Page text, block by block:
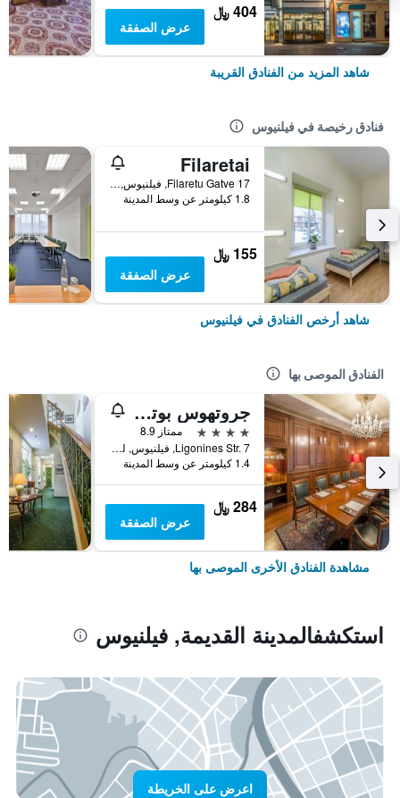
404 ﷼
عرض الصفقة
شاهد المزيد من الفنادق القريبة
فنادق رخيصة في فيلنيوس
Filaretai
Filaretu Gatve 17, فيلنيوس, ليتوانيا
1.8 كيلومتر عن وسط المدينة
155 ﷼
عرض الصفقة
شاهد أرخص الفنادق في فيلنيوس
الفنادق الموصى بها
جروتهوس بوتيك هوتل
4 نجوم
ممتاز 8.9
Ligonines Str. 7, فيلنيوس, ليتوانيا
1.4 كيلومتر عن وسط المدينة
284 ﷼
عرض الصفقة
مشاهدة الفنادق الأخرى الموصى بها
استكشفالمدينة القديمة, فيلنيوس
اعرض على الخريطة